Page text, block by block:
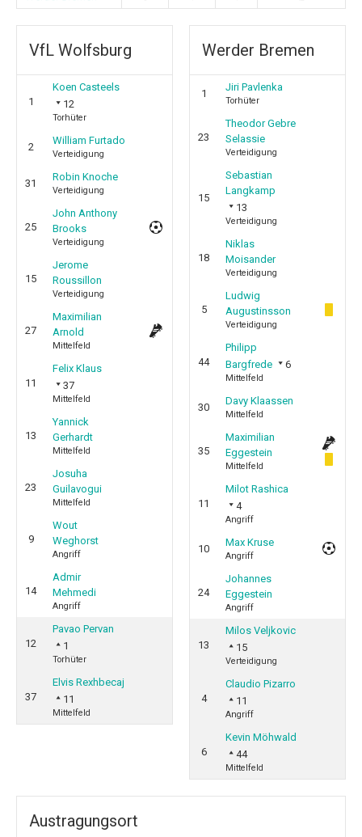
VfL Wolfsburg
1
Koen Casteels
12
Torhüter
2
William Furtado
Verteidigung
31
Robin Knoche
Verteidigung
25
John Anthony
Brooks
Verteidigung
15
Jerome
Roussillon
Verteidigung
27
Maximilian
Arnold
Mittelfeld
11
Felix Klaus
37
Mittelfeld
13
Yannick
Gerhardt
Mittelfeld
23
Josuha
Guilavogui
Mittelfeld
9
Wout
Weghorst
Angriff
14
Admir
Mehmedi
Angriff
12
Pavao Pervan
1
Torhüter
37
Elvis Rexhbecaj
11
Mittelfeld
Werder Bremen
1
Jiri Pavlenka
Torhüter
23
Theodor Gebre
Selassie
Verteidigung
15
Sebastian
Langkamp
13
Verteidigung
18
Niklas
Moisander
Verteidigung
5
Ludwig
Augustinsson
Verteidigung
44
Philipp
Bargfrede
6
Mittelfeld
30
Davy Klaassen
Mittelfeld
35
Maximilian
Eggestein
Mittelfeld
11
Milot Rashica
4
Angriff
10
Max Kruse
Angriff
24
Johannes
Eggestein
Angriff
13
Milos Veljkovic
15
Verteidigung
4
Claudio Pizarro
11
Angriff
6
Kevin Möhwald
44
Mittelfeld
Austragungsort